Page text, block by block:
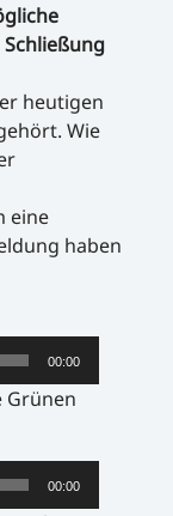
heutigen
Wie
eine
haben
00:00
Grünen
00:00